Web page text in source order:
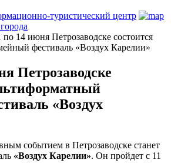
туристический центр
по 14 июня Петрозаводске состоится
фестиваль «Воздух Карелии»
Петрозаводске
«Воздух
событием в Петрозаводске станет
«Воздух Карелии». Он пройдет с 11